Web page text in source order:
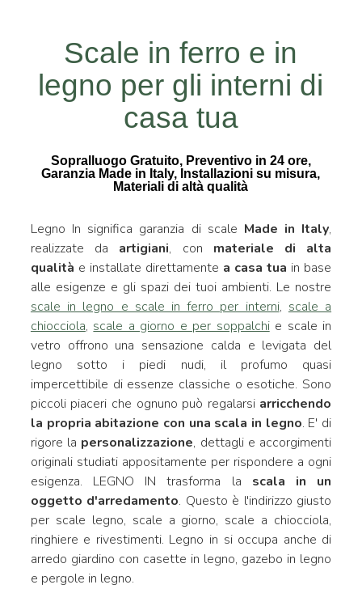
Scale in ferro e in
legno per gli interni di
casa tua
Sopralluogo Gratuito, Preventivo in 24 ore,
Garanzia Made in Italy, Installazioni su misura,
Materiali di altà qualità
Legno In significa garanzia di scale Made in Italy,
realizzate da artigiani, con materiale di alta
qualità e installate direttamente a casa tua in base
alle esigenze e gli spazi dei tuoi ambienti. Le nostre
scale in legno e scale in ferro per interni, scale a
chiocciola, scale a giorno e per soppalchie scale in
vetro offrono una sensazione calda e levigata del
legno sotto i piedi nudi, il profumo quasi
impercettibile di essenze classiche o esotiche. Sono
piccoli piaceri che ognuno può regalarsiarricchendo
la propria abitazione con una scala in legno. E' di
rigore la personalizzazione, dettagli e accorgimenti
originali studiati appositamente per rispondere a ogni
esigenza. LEGNO IN trasforma la scala in un
oggetto d'arredamento. Questo è l'indirizzo giusto
per scale legno, scale a giorno, scale a chiocciola,
ringhiere e rivestimenti. Legno in si occupa anche di
arredo giardino con casette in legno, gazebo in legno
e pergole in legno.